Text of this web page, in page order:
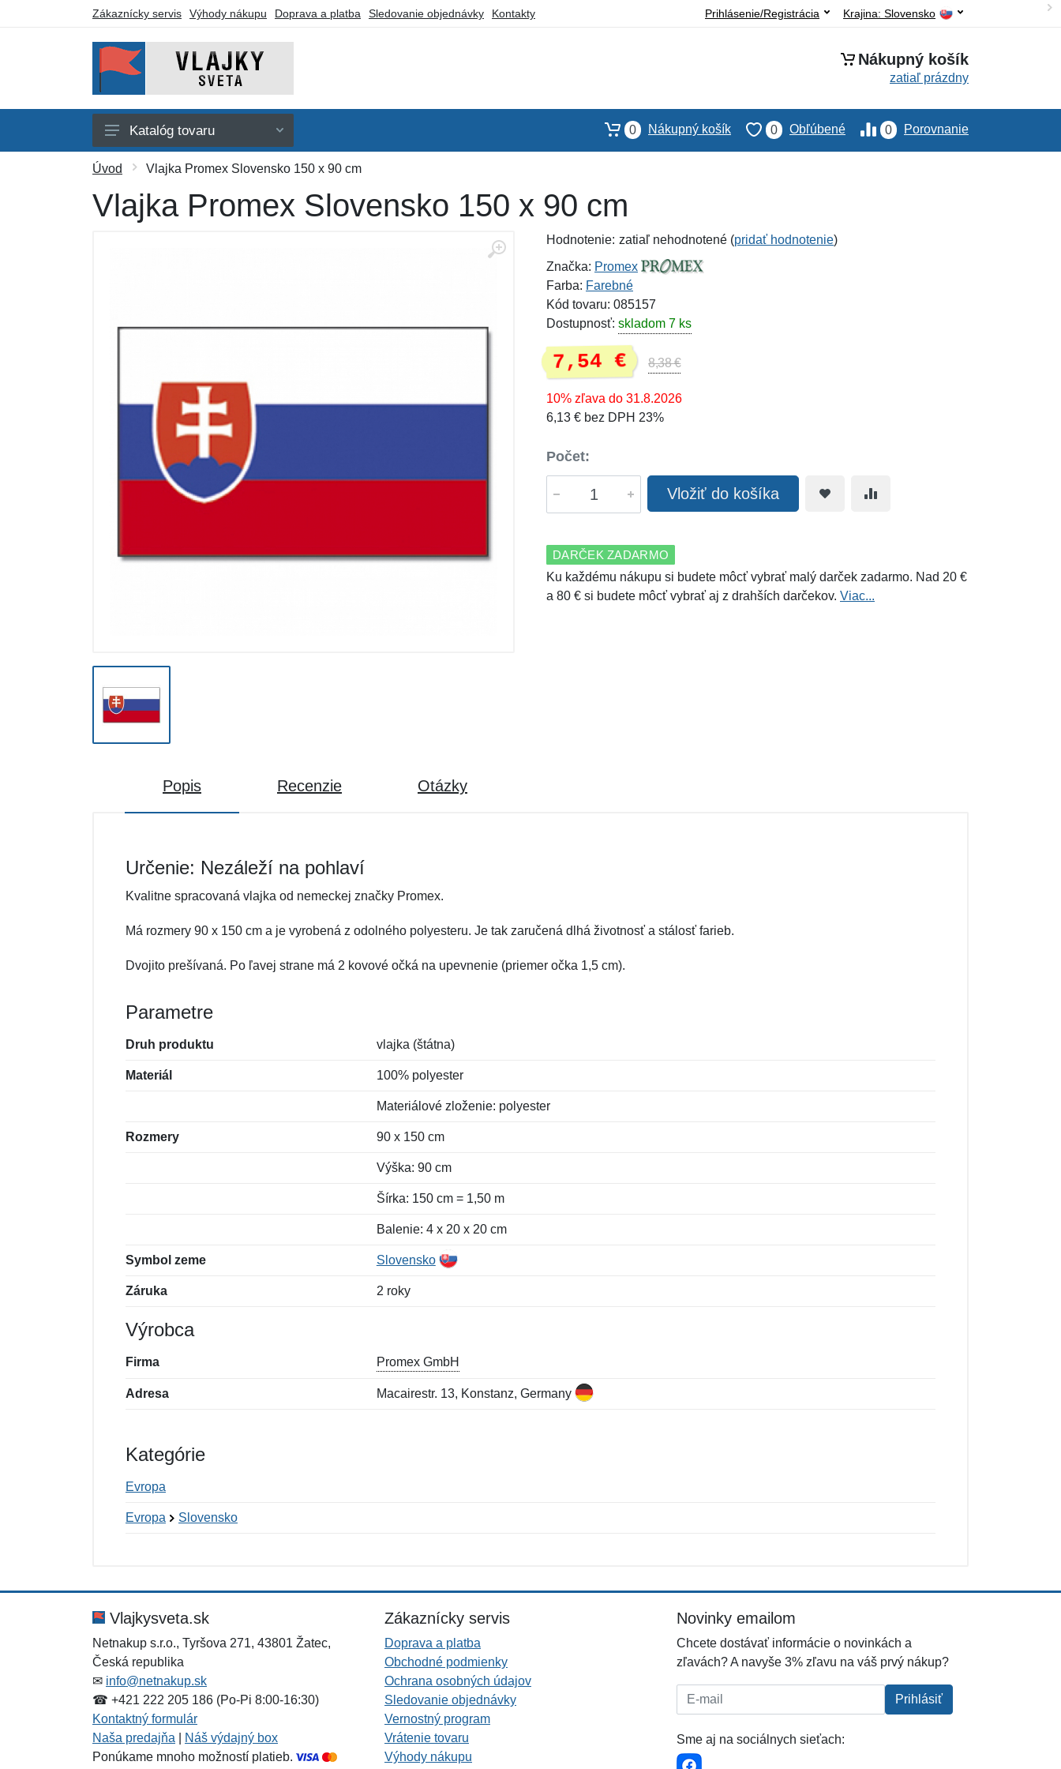
Zákaznícky servis Výhody nákupu Doprava a platba Sledovanie objednávky Kontakty Krajina: Slovensko
Prihlásenie/Registrácia
Nákupný košík
zatiaľ prázdny
Afrika
Amerika
Austrália a Oceánia
Katalóg tovaru 0 Porovnanie
0 Obľúbené
0 Nákupný košík
Úvod Vlajka Promex Slovensko 150 x 90 cm
Vlajka Promex Slovensko 150 x 90 cm
Hodnotenie: zatiaľ nehodnotené (pridať hodnotenie)
Značka: Promex
Farba: Farebné
Kód tovaru: 085157
Dostupnosť: skladom 7 ks
7,54 € 8,38 €
10% zľava do 31.8.2026
6,13 € bez DPH 23%
Počet:
Vložiť do košíka
DARČEK ZADARMO
Ku každému nákupu si budete môcť vybrať malý darček zadarmo. Nad 20 €
a 80 € si budete môcť vybrať aj z drahších darčekov. Viac...
Popis Recenzie Otázky
Určenie: Nezáleží na pohlaví
Kvalitne spracovaná vlajka od nemeckej značky Promex.
Má rozmery 90 x 150 cm a je vyrobená z odolného polyesteru. Je tak zaručená dlhá životnosť a stálosť farieb.
Dvojito prešívaná. Po ľavej strane má 2 kovové očká na upevnenie (priemer očka 1,5 cm).
Parametre
Druh produktu vlajka (štátna)
Materiál 100% polyester
Materiálové zloženie: polyester
Rozmery 90 x 150 cm
Výška: 90 cm
Šírka: 150 cm = 1,50 m
Balenie: 4 x 20 x 20 cm
Symbol zeme Slovensko
Záruka 2 roky
Výrobca
Firma Promex GmbH
Adresa Macairestr. 13, Konstanz, Germany
Kategórie
Evropa
Evropa Slovensko
Správa*
Správa*
Vlajkysveta.sk
Netnakup s.r.o., Tyršova 271, 43801 Žatec,
Česká republika
✉ info@netnakup.sk
☎ +421 222 205 186 (Po-Pi 8:00-16:30)
Kontaktný formulár
Naša predajňa
Náš výdajný box
Ponúkame mnoho možností platieb.
Zákaznícky servis
Doprava a platba
Obchodné podmienky
Ochrana osobných údajov
Sledovanie objednávky
Vernostný program
Vrátenie tovaru
Výhody nákupu
Novinky emailom
Chcete dostávať informácie o novinkách a
zľavách? A navyše 3% zľavu na váš prvý nákup?
E-mail: Prihlásiť
Sme aj na sociálnych sieťach: